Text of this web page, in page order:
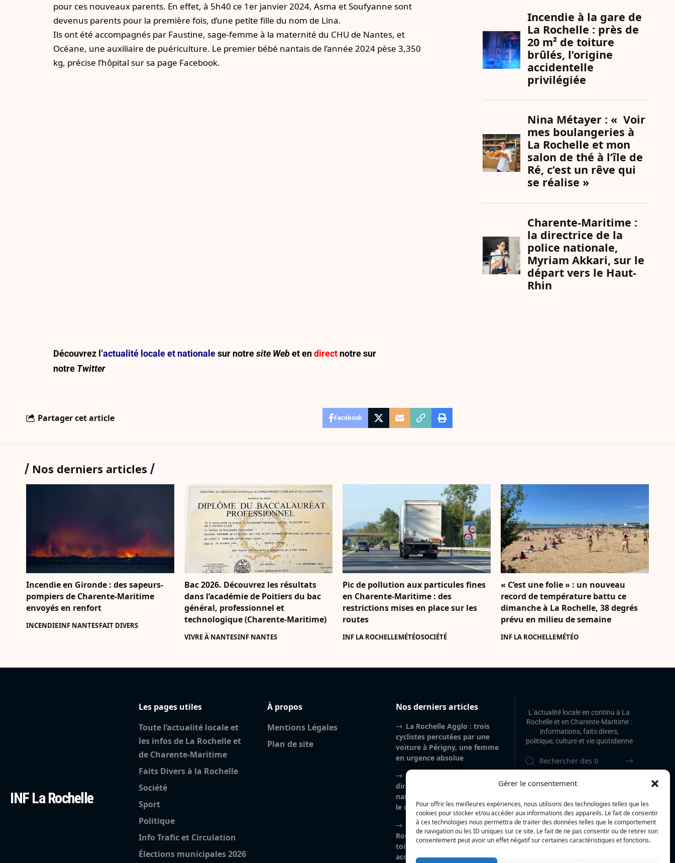
Gérer le consentement
Pour offrir les meilleures expériences, nous utilisons des technologies telles que les
cookies pour stocker et/ou accéder aux informations des appareils. Le fait de consentir
à ces technologies nous permettra de traiter des données telles que le comportement
de navigation ou les ID uniques sur ce site. Le fait de ne pas consentir ou de retirer son
consentement peut avoir un effet négatif sur certaines caractéristiques et fonctions.
pour ces nouveaux parents. En effet, à 5h40 ce 1er janvier 2024, Asma et Soufyanne sont
devenus parents pour la première fois, d’une petite fille du nom de Lina.
Ils ont été accompagnés par Faustine, sage-femme à la maternité du CHU de Nantes, et
Océane, une auxiliaire de puériculture. Le premier bébé nantais de l’année 2024 pèse 3,350
kg, précise l’hôpital sur sa page Facebook.
Découvrez l’actualité locale et nationalesur notresite Webet endirect notre sur
notre Twitter
Partager cet article Facebook
Nos derniers articles
Incendie en Gironde : des sapeurs-
pompiers de Charente-Maritime
envoyés en renfort
INCENDIEINF NANTESFAIT DIVERS
Bac 2026. Découvrez les résultats
dans l’académie de Poitiers du bac
général, professionnel et
technologique (Charente-Maritime)
VIVRE À NANTESINF NANTES
Pic de pollution aux particules fines
en Charente-Maritime : des
restrictions mises en place sur les
routes
INF LA ROCHELLEMÉTÉOSOCIÉTÉ
« C’est une folie » : un nouveau
record de température battu ce
dimanche à La Rochelle, 38 degrés
prévu en milieu de semaine
INF LA ROCHELLEMÉTÉO
INF La Rochelle
Les pages utiles
Toute l’actualité locale et
les infos de La Rochelle et
de Charente-Maritime
Faits Divers à la Rochelle
Société
Sport
Politique
Info Trafic et Circulation
Élections municipales 2026
À propos
Mentions Légales
Plan de site
Nos derniers articles
La Rochelle Agglo : trois
cyclistes percutées par une
voiture à Périgny, une femme
en urgence absolue
Charente-Maritime : la
directrice de la police
nationale, Myriam Akkari, sur
le départ vers le Haut-Rhin
Incendie à la gare de La
Rochelle : près de 20 m² de
toiture brûlés, l’origine
accidentelle privilégiée
L’actualité locale en continu à La
Rochelle et en Charente-Maritime :
informations, faits divers,
politique, culture et vie quotidienne